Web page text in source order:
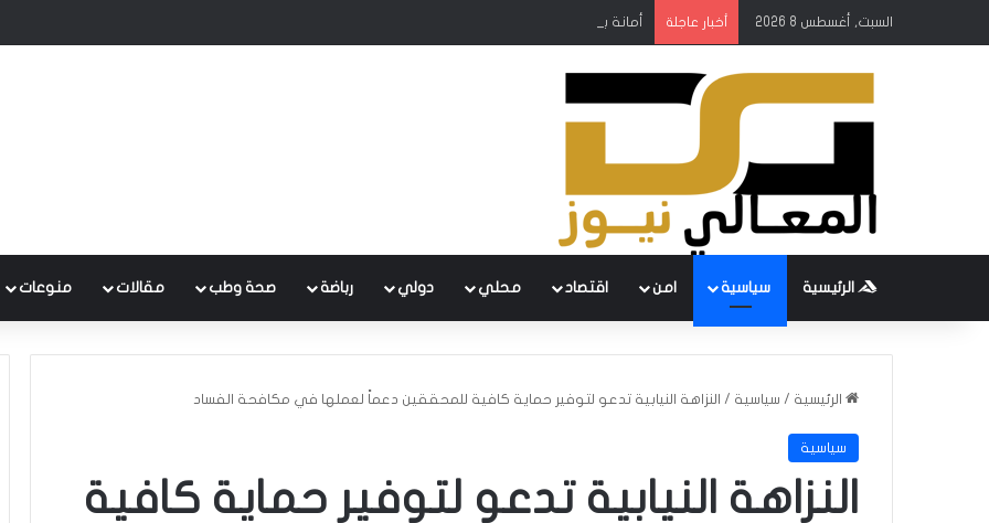
السبت, أغسطس 8 2026 أخبار عاجلة أمانة بغداد: إطلاق مشروع متكامل لتطوير إدارة النفايات بالتعاون مع البنك الدولي
الرئيسية سياسية امن اقتصاد محلي دولي رباضة صحة وطب مقالات منوعات
الرئيسية / سياسية / النزاهة النيابية تدعو لتوفير حماية كافية للمحققين دعماً لعملها في مكافحة الفساد
سياسية
النزاهة النيابية تدعو لتوفير حماية كافية